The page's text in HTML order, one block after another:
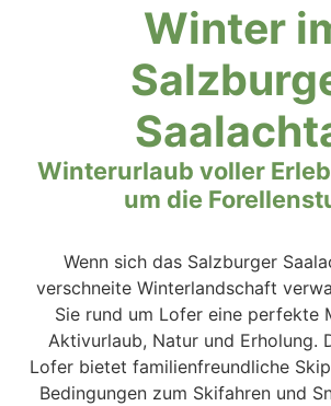
Winter
Winterurlaub voller
um die
Wenn sich das Salzburger
verschneite Winterlandschaft
Sie rund um Lofer eine perfekte
Aktivurlaub, Natur und Erholung.
Lofer bietet familienfreundliche
Bedingungen zum Skifahren und